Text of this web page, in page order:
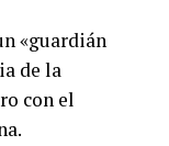
«guardián
de la
con el